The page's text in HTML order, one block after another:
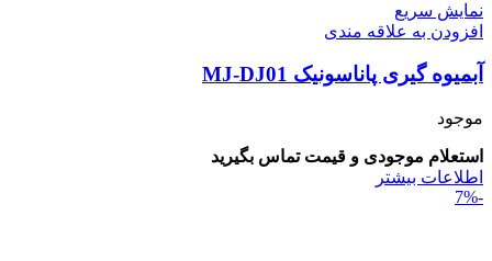
نمایش سریع
افزودن به علاقه مندی
آبمیوه گیری پاناسونیک MJ-DJ01
موجود
استعلام موجودی و قیمت تماس بگیرید
اطلاعات بیشتر
-7%